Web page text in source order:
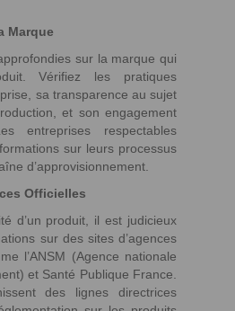
Marque
sur la marque qui
Vérifiez les pratiques
sa transparence au sujet
et son engagement
entreprises respectables
sur leurs processus
d’approvisionnement.
Officielles
d’un produit, il est judicieux
sur des sites d’agences
l’ANSM (Agence nationale
et Santé Publique France.
des lignes directrices